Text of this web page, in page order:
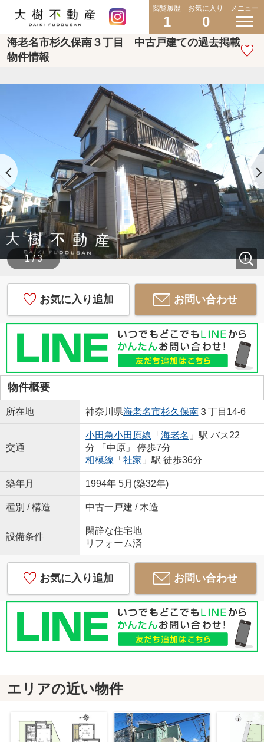
閲覧履歴
1
お気に入り
0
メニュー
海老名市杉久保南３丁目 中古戸建ての過去掲載
物件情報
1 / 3
お気に入り追加 お問い合わせ
物件概要
所在地 神奈川県海老名市杉久保南３丁目14-6
交通
小田急小田原線 「 海老名 」駅 バス22
分 「中原」 停歩7分
相模線 「 社家 」駅 徒歩36分
築年月 1994年 5月(築32年)
種別 / 構造 中古一戸建 / 木造
設備条件
閑静な住宅地
リフォーム済
お気に入り追加 お問い合わせ
エリアの近い物件